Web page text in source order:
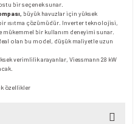
bir seçenek sunar.
büyük havuzlar için yüksek
ısıtma çözümüdür. Inverter teknolojisi,
mükemmel bir kullanım deneyimi sunar.
olan bu model, düşük maliyetle uzun
verimlilik arayanlar, Viessmann 28 kW